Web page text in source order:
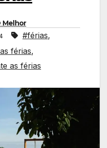
Melhor
#férias,
férias,
as férias